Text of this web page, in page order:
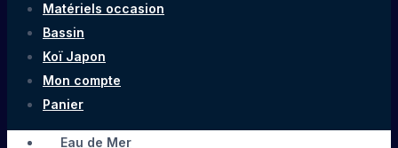
Matériels occasion
Bassin
Koï Japon
Mon compte
Panier
Eau de Mer